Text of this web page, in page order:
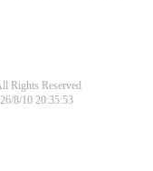
Rights Reserved
8/10 20:35:53